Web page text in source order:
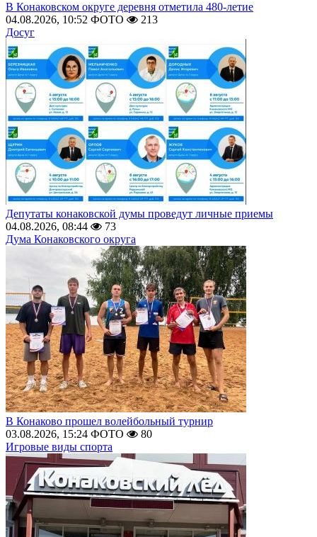
В Конаковском округе деревня отметила 480-летие
04.08.2026, 10:52 ФОТО
213
Досуг
Депутаты конаковской думы проведут личные приемы
04.08.2026, 08:44
73
Дума Конаковского округа
В Конаково прошел волейбольный турнир
03.08.2026, 15:24 ФОТО
80
Игровые виды спорта